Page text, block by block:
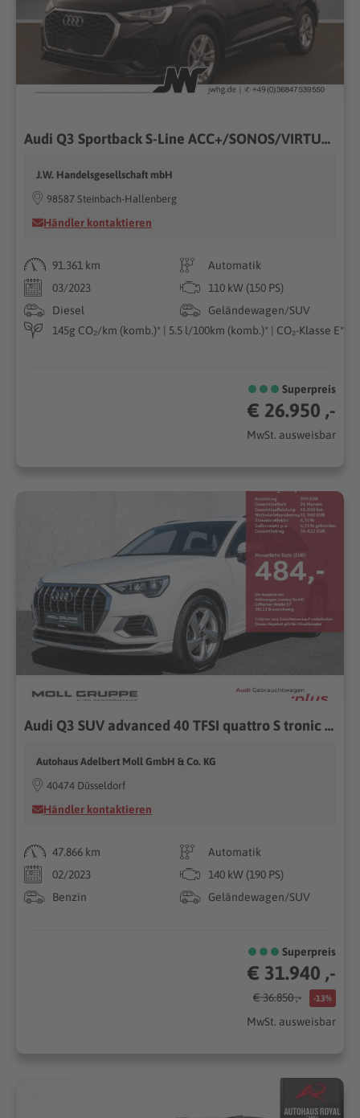
Audi Q3 Sportback S-Line ACC+/SONOS/VIRTUAL+
J.W. Handelsgesellschaft mbH
98587 Steinbach-Hallenberg
Händler kontaktieren
91.361 km
Automatik
03/2023
110 kW (150 PS)
Diesel
Geländewagen/SUV
145g CO₂/km (komb.)* | 5.5 l/100km (komb.)* | CO₂-Klasse E*
Superpreis
€ 26.950 ,-
MwSt. ausweisbar
Audi Q3 SUV advanced 40 TFSI quattro S tronic Pano Virtuell
Autohaus Adelbert Moll GmbH & Co. KG
40474 Düsseldorf
Händler kontaktieren
47.866 km
Automatik
02/2023
140 kW (190 PS)
Benzin
Geländewagen/SUV
Superpreis
€ 31.940 ,-
€ 36.850 ,- -13%
MwSt. ausweisbar